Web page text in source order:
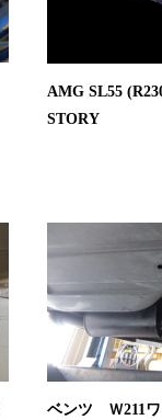
AMG SL55
STORY
ベンツ Ｗ211